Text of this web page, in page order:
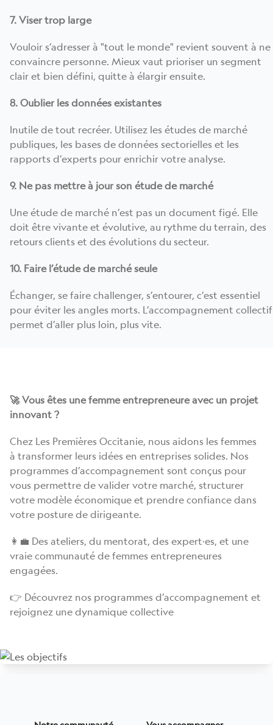
7. Viser trop large
Vouloir s’adresser à "tout le monde" revient souvent à ne
convaincre personne. Mieux vaut prioriser un segment
clair et bien défini, quitte à élargir ensuite.
8. Oublier les données existantes
Inutile de tout recréer. Utilisez les études de marché
publiques, les bases de données sectorielles et les
rapports d’experts pour enrichir votre analyse.
9. Ne pas mettre à jour son étude de marché
Une étude de marché n’est pas un document figé. Elle
doit être vivante et évolutive, au rythme du terrain, des
retours clients et des évolutions du secteur.
10. Faire l’étude de marché seule
Échanger, se faire challenger, s’entourer, c’est essentiel
pour éviter les angles morts. L’accompagnement collectif
permet d’aller plus loin, plus vite.
🚀 Vous êtes une femme entrepreneure avec un projet
innovant ?
Chez Les Premières Occitanie, nous aidons les femmes
à transformer leurs idées en entreprises solides. Nos
programmes d’accompagnement sont conçus pour
vous permettre de valider votre marché, structurer
votre modèle économique et prendre confiance dans
votre posture de dirigeante.
👩‍💼 Des ateliers, du mentorat, des expert·es, et une
vraie communauté de femmes entrepreneures
engagées.
👉 Découvrez nos programmes d’accompagnement et
rejoignez une dynamique collective